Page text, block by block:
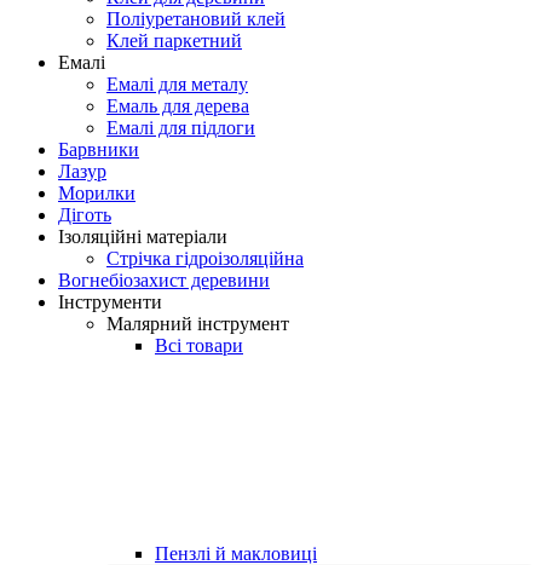
Поліуретановий клей
Клей паркетний
Емалі
Емалі для металу
Емаль для дерева
Емалі для підлоги
Барвники
Лазур
Морилки
Діготь
Ізоляційні матеріали
Стрічка гідроізоляційна
Вогнебіозахист деревини
Інструменти
Малярний інструмент
Всі товари
Пензлі й макловиці